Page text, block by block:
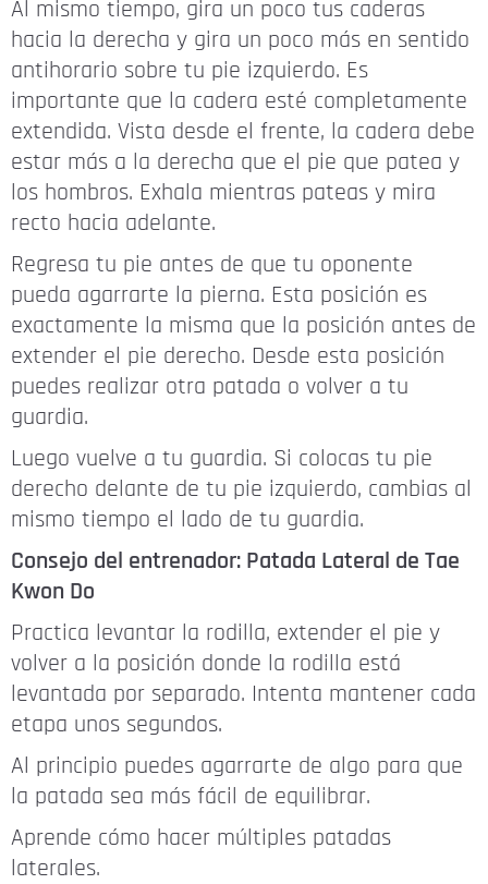
Al mismo tiempo, gira un poco tus caderas
hacia la derecha y gira un poco más en sentido
antihorario sobre tu pie izquierdo. Es
importante que la cadera esté completamente
extendida. Vista desde el frente, la cadera debe
estar más a la derecha que el pie que patea y
los hombros. Exhala mientras pateas y mira
recto hacia adelante.
Regresa tu pie antes de que tu oponente
pueda agarrarte la pierna. Esta posición es
exactamente la misma que la posición antes de
extender el pie derecho. Desde esta posición
puedes realizar otra patada o volver a tu
guardia.
Luego vuelve a tu guardia. Si colocas tu pie
derecho delante de tu pie izquierdo, cambias al
mismo tiempo el lado de tu guardia.
Consejo del entrenador: Patada Lateral de Tae
Kwon Do
Practica levantar la rodilla, extender el pie y
volver a la posición donde la rodilla está
levantada por separado. Intenta mantener cada
etapa unos segundos.
Al principio puedes agarrarte de algo para que
la patada sea más fácil de equilibrar.
Aprende cómo hacer múltiples patadas
laterales.